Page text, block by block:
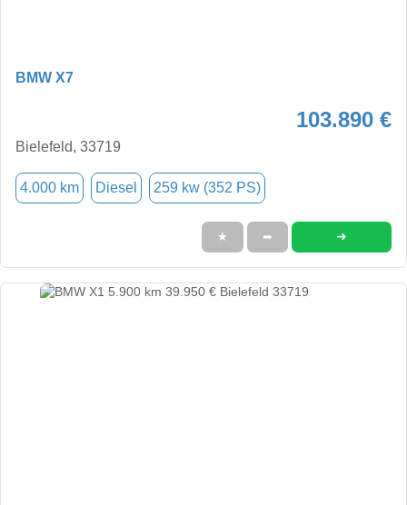
BMW X7
103.890 €
Bielefeld, 33719
4.000 km Diesel 259 kw (352 PS)
★ ➦ ➜